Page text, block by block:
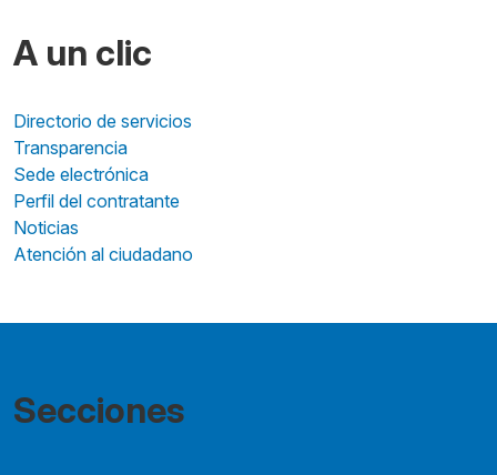
A un clic
Directorio de servicios
Transparencia
Sede electrónica
Perfil del contratante
Noticias
Atención al ciudadano
Secciones